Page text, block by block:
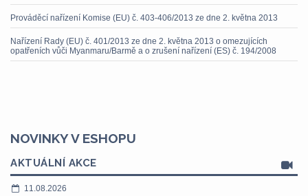
Prováděcí nařízení Komise (EU) č. 403-406/2013 ze dne 2. května 2013
Nařízení Rady (EU) č. 401/2013 ze dne 2. května 2013 o omezujících
opatřeních vůči Myanmaru/Barmě a o zrušení nařízení (ES) č. 194/2008
NOVINKY V ESHOPU
AKTUÁLNÍ AKCE
11.08.2026